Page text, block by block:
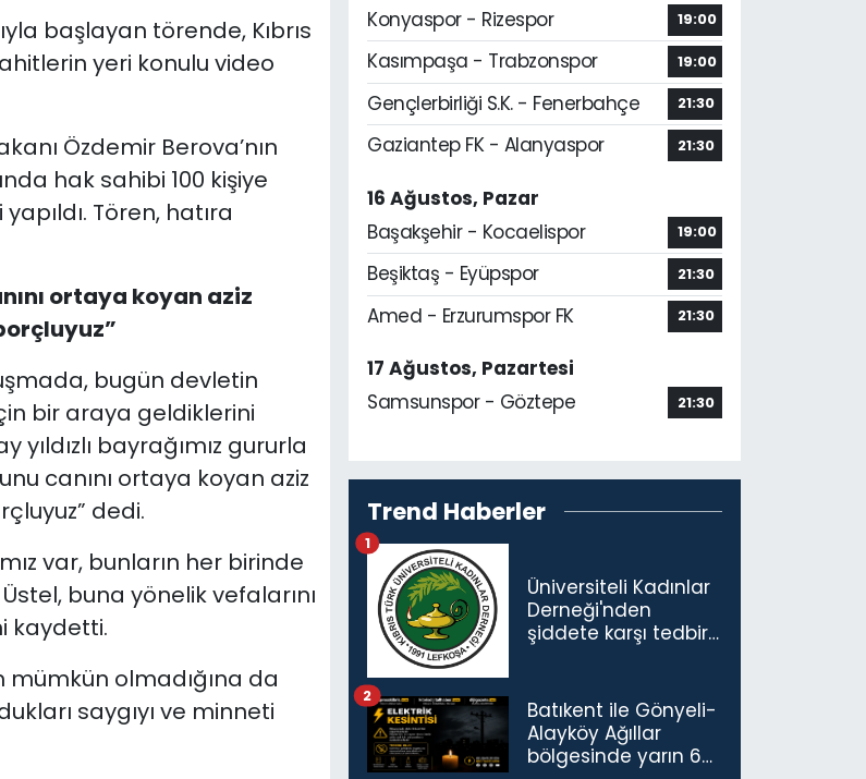
başlayan törende, Kıbrıs
yeri konulu video
Özdemir Berova’nın
hak sahibi 100 kişiye
Tören, hatıra
ortaya koyan aziz
bugün devletin
bir araya geldiklerini
bayrağımız gururla
canını ortaya koyan aziz
dedi.
var, bunların her birinde
buna yönelik vefalarını
kaydetti.
mümkün olmadığına da
saygıyı ve minneti
Konyaspor - Rizespor
19:00
Kasımpaşa - Trabzonspor 19:00
Gençlerbirliği S.K. - Fenerbahçe 21:30
Gaziantep FK - Alanyaspor 21:30
16 Ağustos, Pazar
Başakşehir - Kocaelispor
19:00
Beşiktaş - Eyüpspor 21:30
Amed - Erzurumspor FK 21:30
17 Ağustos, Pazartesi
Samsunspor - Göztepe
21:30
Trend Haberler
Üniversiteli Kadınlar
Derneği'nden
şiddete karşı tedbir
1
Batıkent ile Gönyeli-
Alayköy Ağıllar
bölgesinde yarın 6
2